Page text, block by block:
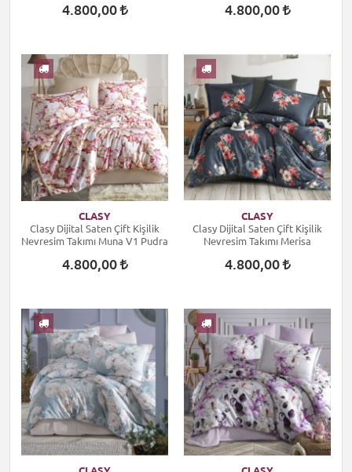
4.800,00 4.800,00
CLASY
Clasy Dijital Saten Çift Kişilik
Nevresim Takımı Muna V1 Pudra
4.800,00
CLASY
Clasy Dijital Saten Çift Kişilik
Nevresim Takımı Merisa
4.800,00